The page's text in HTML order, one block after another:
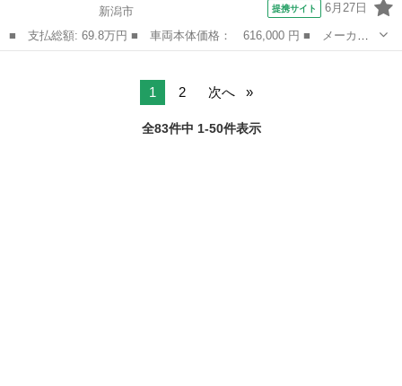
新潟市
提携サイト 6月27日
■ 支払総額: 69.8万円 ■ 車両本体価格： 616,000 円 ■ メーカー
名： ダイハツ ■ 車種名： キャスト ■ グレード名： アクティ
1 2 次へ
全83件中 1-50件表示